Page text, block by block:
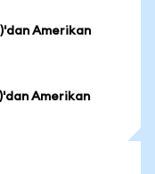
Amerikan
Amerikan